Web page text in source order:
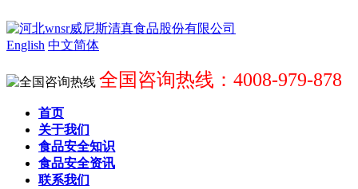
English 中文简体
全国咨询热线：4008-979-878
首页
关于我们
食品安全知识
食品安全资讯
联系我们